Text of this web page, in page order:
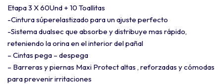
Etapa 3 X 60Und + 10 Toallitas
-Cintura súperelastizado para un ajuste perfecto
-Sistema dualsec que absorbe y distribuye mas rápido,
reteniendo la orina en el interior del pañal
– Cintas pega – despega
– Barreras y piernas Maxi Protect altas , reforzadas y cómodas
para prevenir irritaciones